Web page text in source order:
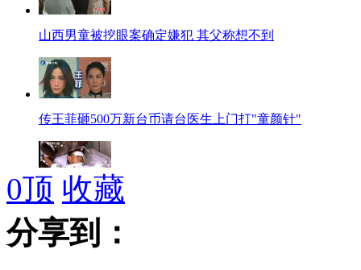
山西男童被挖眼案确定嫌犯 其父称想不到
传王菲砸500万新台币请台医生上门打"童颜针"
男童：凶手和伯母一模一样
0顶 收藏
分享到：